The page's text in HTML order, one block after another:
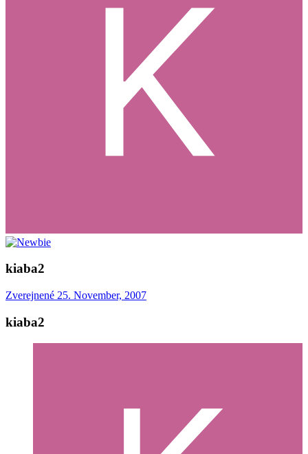
kiaba2
Zverejnené 25. November, 2007
kiaba2